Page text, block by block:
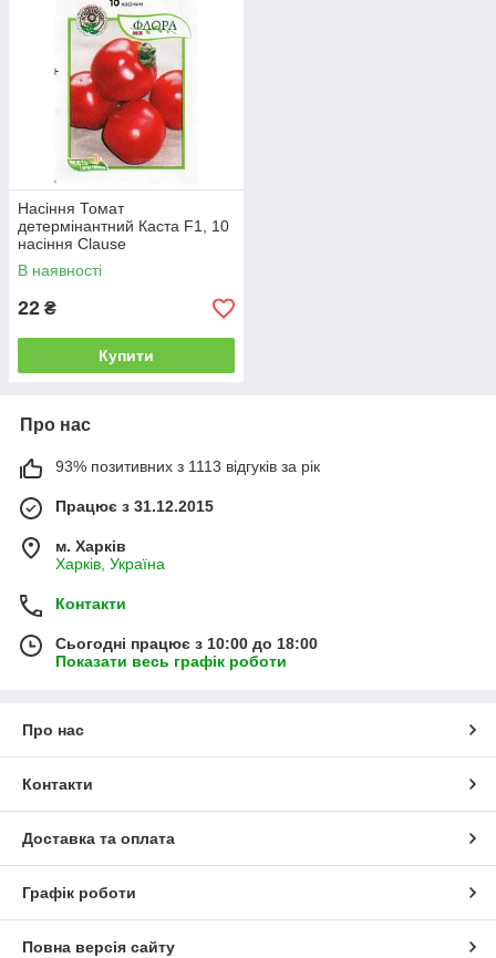
Насіння Томат
детермінантний Каста F1, 10
насіння Clause
В наявності
22 ₴
Купити
Про нас
93% позитивних з 1113 відгуків за рік
Працює з 31.12.2015
м. Харків
Харків, Україна
Контакти
Сьогодні працює з 10:00 до 18:00
Показати весь графік роботи
Про нас
Контакти
Доставка та оплата
Графік роботи
Повна версія сайту